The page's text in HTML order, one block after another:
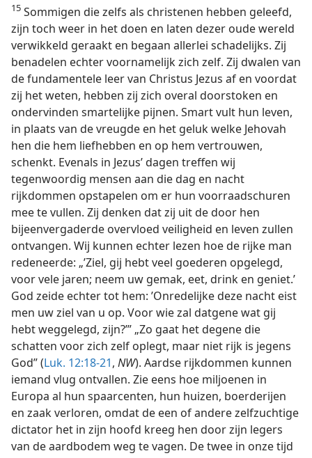
15 Sommigen die zelfs als christenen hebben geleefd,
zijn toch weer in het doen en laten dezer oude wereld
verwikkeld geraakt en begaan allerlei schadelijks. Zij
benadelen echter voornamelijk zich zelf. Zij dwalen van
de fundamentele leer van Christus Jezus af en voordat
zij het weten, hebben zij zich overal doorstoken en
ondervinden smartelijke pijnen. Smart vult hun leven,
in plaats van de vreugde en het geluk welke Jehovah
hen die hem liefhebben en op hem vertrouwen,
schenkt. Evenals in Jezus’ dagen treffen wij
tegenwoordig mensen aan die dag en nacht
rijkdommen opstapelen om er hun voorraadschuren
mee te vullen. Zij denken dat zij uit de door hen
bijeenvergaderde overvloed veiligheid en leven zullen
ontvangen. Wij kunnen echter lezen hoe de rijke man
redeneerde: „’Ziel, gij hebt veel goederen opgelegd,
voor vele jaren; neem uw gemak, eet, drink en geniet.’
God zeide echter tot hem: ’Onredelijke deze nacht eist
men uw ziel van u op. Voor wie zal datgene wat gij
hebt weggelegd, zijn?’” „Zo gaat het degene die
schatten voor zich zelf oplegt, maar niet rijk is jegens
God” (Luk. 12:18-21, NW). Aardse rijkdommen kunnen
iemand vlug ontvallen. Zie eens hoe miljoenen in
Europa al hun spaarcenten, hun huizen, boerderijen
en zaak verloren, omdat de een of andere zelfzuchtige
dictator het in zijn hoofd kreeg hen door zijn legers
van de aardbodem weg te vagen. De twee in onze tijd